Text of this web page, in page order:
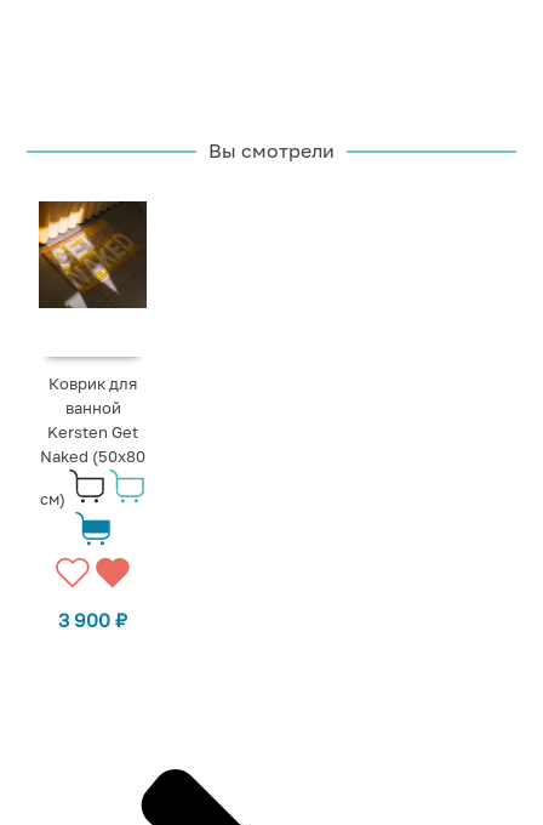
Вы смотрели
Коврик для
ванной
Kersten Get
Naked (50x80
см)
3 900₽